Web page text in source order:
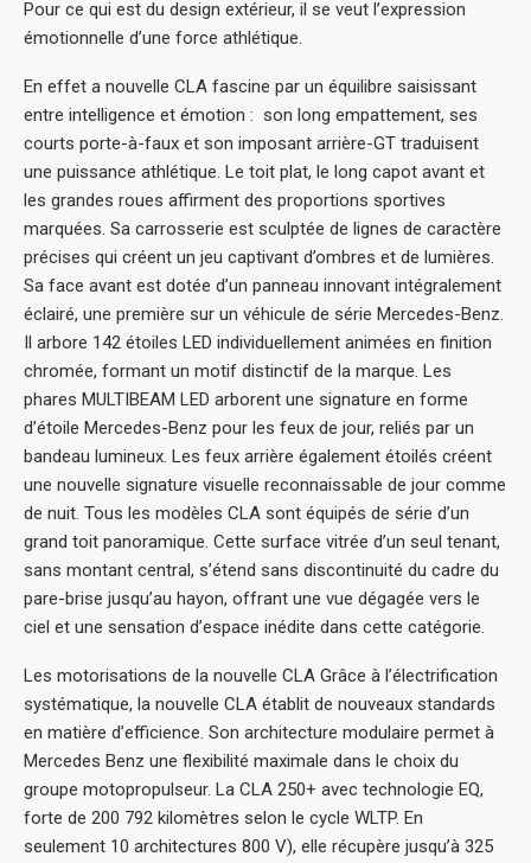
Pour ce qui est du design extérieur, il se veut l’expression
émotionnelle d’une force athlétique.
En effet a nouvelle CLA fascine par un équilibre saisissant
entre intelligence et émotion : son long empattement, ses
courts porte-à-faux et son imposant arrière-GT traduisent
une puissance athlétique. Le toit plat, le long capot avant et
les grandes roues affirment des proportions sportives
marquées. Sa carrosserie est sculptée de lignes de caractère
précises qui créent un jeu captivant d’ombres et de lumières.
Sa face avant est dotée d’un panneau innovant intégralement
éclairé, une première sur un véhicule de série Mercedes-Benz.
Il arbore 142 étoiles LED individuellement animées en finition
chromée, formant un motif distinctif de la marque. Les
phares MULTIBEAM LED arborent une signature en forme
d’étoile Mercedes-Benz pour les feux de jour, reliés par un
bandeau lumineux. Les feux arrière également étoilés créent
une nouvelle signature visuelle reconnaissable de jour comme
de nuit. Tous les modèles CLA sont équipés de série d’un
grand toit panoramique. Cette surface vitrée d’un seul tenant,
sans montant central, s’étend sans discontinuité du cadre du
pare-brise jusqu’au hayon, offrant une vue dégagée vers le
ciel et une sensation d’espace inédite dans cette catégorie.
Les motorisations de la nouvelle CLA Grâce à l’électrification
systématique, la nouvelle CLA établit de nouveaux standards
en matière d’efficience. Son architecture modulaire permet à
Mercedes Benz une flexibilité maximale dans le choix du
groupe motopropulseur. La CLA 250+ avec technologie EQ,
forte de 200 792 kilomètres selon le cycle WLTP. En
seulement 10 architectures 800 V), elle récupère jusqu’à 325